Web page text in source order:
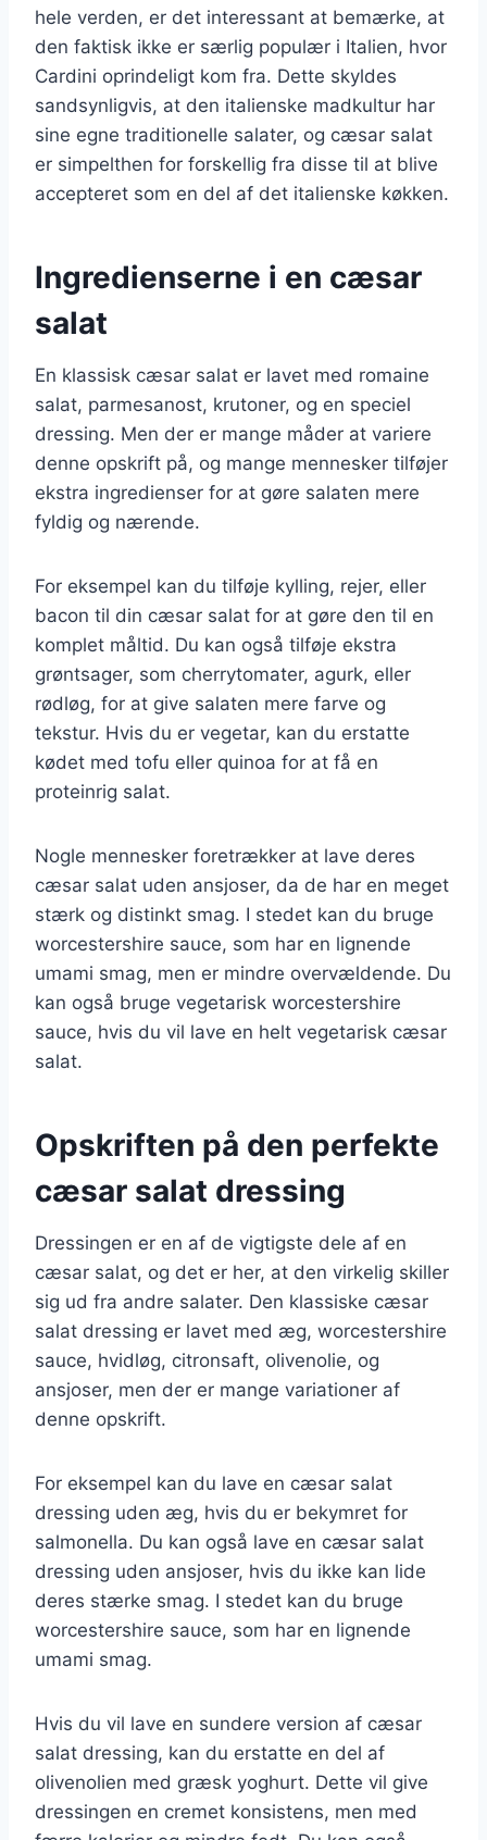
hele verden, er det interessant at bemærke, at
den faktisk ikke er særlig populær i Italien, hvor
Cardini oprindeligt kom fra. Dette skyldes
sandsynligvis, at den italienske madkultur har
sine egne traditionelle salater, og cæsar salat
er simpelthen for forskellig fra disse til at blive
accepteret som en del af det italienske køkken.
Ingredienserne i en cæsar
salat
En klassisk cæsar salat er lavet med romaine
salat, parmesanost, krutoner, og en speciel
dressing. Men der er mange måder at variere
denne opskrift på, og mange mennesker tilføjer
ekstra ingredienser for at gøre salaten mere
fyldig og nærende.
For eksempel kan du tilføje kylling, rejer, eller
bacon til din cæsar salat for at gøre den til en
komplet måltid. Du kan også tilføje ekstra
grøntsager, som cherrytomater, agurk, eller
rødløg, for at give salaten mere farve og
tekstur. Hvis du er vegetar, kan du erstatte
kødet med tofu eller quinoa for at få en
proteinrig salat.
Nogle mennesker foretrækker at lave deres
cæsar salat uden ansjoser, da de har en meget
stærk og distinkt smag. I stedet kan du bruge
worcestershire sauce, som har en lignende
umami smag, men er mindre overvældende. Du
kan også bruge vegetarisk worcestershire
sauce, hvis du vil lave en helt vegetarisk cæsar
salat.
Opskriften på den perfekte
cæsar salat dressing
Dressingen er en af de vigtigste dele af en
cæsar salat, og det er her, at den virkelig skiller
sig ud fra andre salater. Den klassiske cæsar
salat dressing er lavet med æg, worcestershire
sauce, hvidløg, citronsaft, olivenolie, og
ansjoser, men der er mange variationer af
denne opskrift.
For eksempel kan du lave en cæsar salat
dressing uden æg, hvis du er bekymret for
salmonella. Du kan også lave en cæsar salat
dressing uden ansjoser, hvis du ikke kan lide
deres stærke smag. I stedet kan du bruge
worcestershire sauce, som har en lignende
umami smag.
Hvis du vil lave en sundere version af cæsar
salat dressing, kan du erstatte en del af
olivenolien med græsk yoghurt. Dette vil give
dressingen en cremet konsistens, men med